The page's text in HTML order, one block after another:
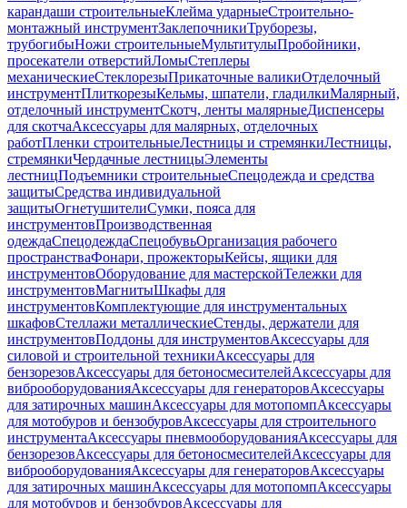
карандаши строительныеКлейма ударныеСтроительно-
монтажный инструментЗаклепочникиТруборезы,
трубогибыНожи строительныеМультитулыПробойники,
просекатели отверстийЛомыСтеплеры
механическиеСтеклорезыПрикаточные валикиОтделочный
инструментПлиткорезыКельмы, шпатели, гладилкиМалярный,
отделочный инструментСкотч, ленты малярныеДиспенсеры
для скотчаАксессуары для малярных, отделочных
работПленки строительныеЛестницы и стремянкиЛестницы,
стремянкиЧердачные лестницыЭлементы
лестницПодъемники строительныеСпецодежда и средства
защитыСредства индивидуальной
защитыОгнетушителиСумки, пояса для
инструментовПроизводственная
одеждаСпецодеждаСпецобувьОрганизация рабочего
пространстваФонари, прожекторыКейсы, ящики для
инструментовОборудование для мастерскойТележки для
инструментовМагнитыШкафы для
инструментовКомплектующие для инструментальных
шкафовСтеллажи металлическиеСтенды, держатели для
инструментовПоддоны для инструментовАксессуары для
силовой и строительной техникиАксессуары для
бензорезовАксессуары для бетоносмесителейАксессуары для
виброоборудованияАксессуары для генераторовАксессуары
для затирочных машинАксессуары для мотопомпАксессуары
для мотобуров и бензобуровАксессуары для строительного
инструментаАксессуары пневмооборудованияАксессуары для
бензорезовАксессуары для бетоносмесителейАксессуары для
виброоборудованияАксессуары для генераторовАксессуары
для затирочных машинАксессуары для мотопомпАксессуары
для мотобуров и бензобуровАксессуары для